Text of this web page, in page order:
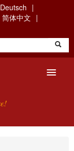
Deutsch
简体中文